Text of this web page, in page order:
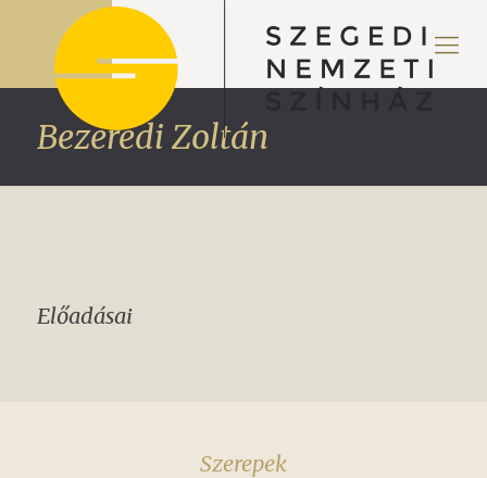
Bezerédi Zoltán
Előadásai
Szerepek